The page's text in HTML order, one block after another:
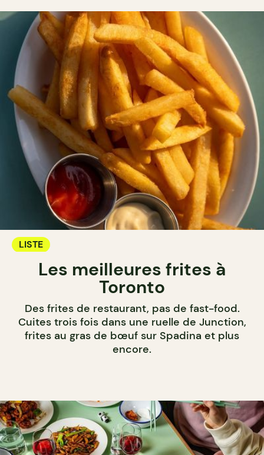
LISTE
Les meilleures frites à
Toronto
Des frites de restaurant, pas de fast-food.
Cuites trois fois dans une ruelle de Junction,
frites au gras de bœuf sur Spadina et plus
encore.